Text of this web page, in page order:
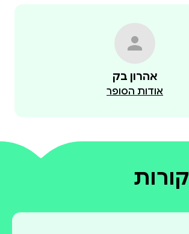
אהרון בק
אודות הסופר
0 מתוך 5